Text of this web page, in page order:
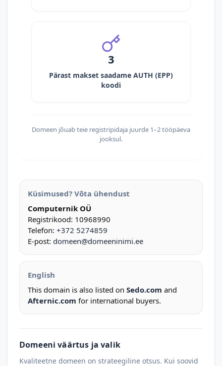
3
Pärast makset saadame AUTH (EPP)
koodi
Domeen jõuab teie registripidaja juurde 1–2 tööpäeva
jooksul.
Küsimused? Võta ühendust
Computernik OÜ
Registrikood: 10968990
Telefon: +372 5274859
E-post: domeen@domeeninimi.ee
English
This domain is also listed on Sedo.com and
Afternic.com for international buyers.
Domeeni väärtus ja valik
Kvaliteetne domeen on strateegiline otsus. Kui soovid